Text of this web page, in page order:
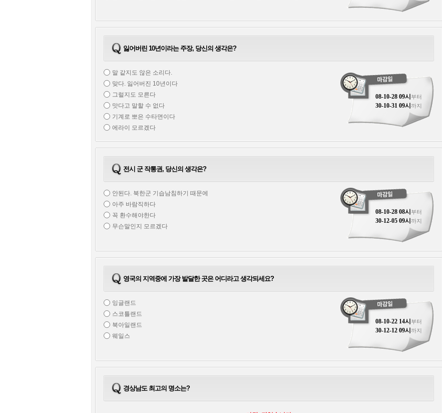
잃어버린 10년이라는 주장, 당신의 생각은?
말 같지도 않은 소리다.
맞다. 잃어버진 10년이다
그럴지도 모른다
맛다고 말할 수 없다
기계로 뽀은 수타면이다
에라이 모르겠다
08-10-28 09시 부터
30-10-31 09시 까지
전시 군 작통권, 당신의 생각은?
안된다. 북한군 기습남침하기 때문에
아주 바람직하다
꼭 환수해야한다
무슨말인지 모르겠다
08-10-28 08시 부터
30-12-05 09시 까지
영국의 지역중에 가장 발달한 곳은 어디라고 생각되세요?
잉글랜드
스코틀랜드
북아일랜드
웨일스
08-10-22 14시 부터
30-12-12 09시 까지
경상남도 최고의 명소는?